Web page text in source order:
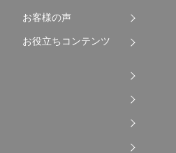
お客様の声
お役立ちコンテンツ